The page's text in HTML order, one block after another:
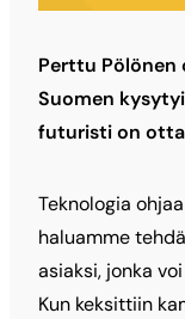
Perttu
Suomen
futuristi on
Teknologia
haluamme
asiaksi, jonka
Kun keksittiin